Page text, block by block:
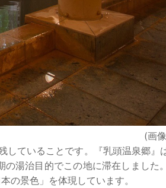
(画
ていることです。『乳頭温泉郷』
湯治目的でこの地に滞在しました
の景色」を体現しています。